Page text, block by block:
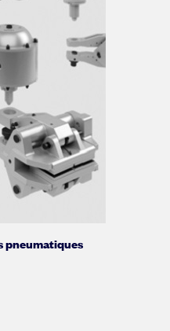
pneumatiques